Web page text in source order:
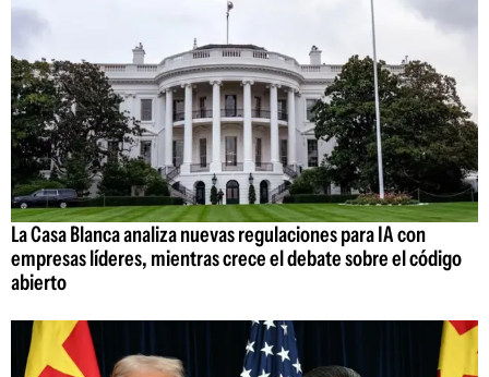
La Casa Blanca analiza nuevas regulaciones para IA con
empresas líderes, mientras crece el debate sobre el código
abierto